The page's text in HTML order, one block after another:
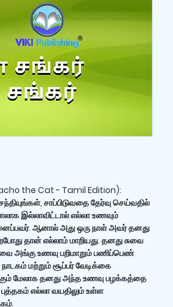
the Cat - Tamil Edition):
சாப்பிடுவதை தேர்வு செய்வதில்
இல்லாவிட்டால் எல்லா உணவும்
ஆனால் அது ஒரு நாள் அவர் தனது
தான் எல்லாம் மாறியது. தனது சுவை
அங்கு உணவு பறிமாறும் பணிப்பெண்
மற்றும் சூப்பர் வேடிக்கை
மேலாக தனது அந்த உணவு பழக்கத்தை
எல்லா வயதிலும் உள்ள